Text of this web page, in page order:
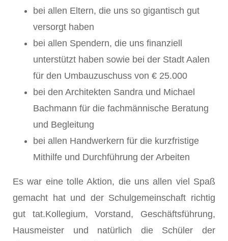
bei allen Eltern, die uns so gigantisch gut
versorgt haben
bei allen Spendern, die uns finanziell
unterstützt haben sowie bei der Stadt Aalen
für den Umbauzuschuss von € 25.000
bei den Architekten Sandra und Michael
Bachmann für die fachmännische Beratung
und Begleitung
bei allen Handwerkern für die kurzfristige
Mithilfe und Durchführung der Arbeiten
Es war eine tolle Aktion, die uns allen viel Spaß
gemacht hat und der Schulgemeinschaft richtig
gut tat.Kollegium, Vorstand, Geschäftsführung,
Hausmeister und natürlich die Schüler der